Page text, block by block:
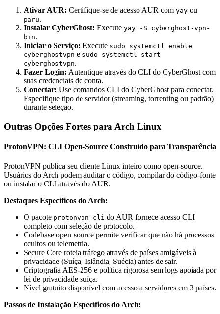
Ativar AUR: Certifique-se de acesso AUR com yay ou
paru.
Instalar CyberGhost: Execute yay -S cyberghost-vpn-
bin.
Iniciar o Serviço: Execute sudo systemctl enable
cyberghostvpn e sudo systemctl start
cyberghostvpn.
Fazer Login: Autentique através do CLI do CyberGhost com
suas credenciais de conta.
Conectar: Use comandos CLI do CyberGhost para conectar.
Especifique tipo de servidor (streaming, torrenting ou padrão)
durante seleção.
Outras Opções Fortes para Arch Linux
ProtonVPN: CLI Open-Source Construído para Transparência
ProtonVPN publica seu cliente Linux inteiro como open-source.
Usuários do Arch podem auditar o código, compilar do código-fonte
ou instalar o CLI através do AUR.
Destaques Específicos do Arch:
O pacote protonvpn-cli do AUR fornece acesso CLI
completo com seleção de protocolo.
Codebase open-source permite verificar que não há processos
ocultos ou telemetria.
Secure Core roteia tráfego através de países amigáveis à
privacidade (Suíça, Islândia, Suécia) antes de sair.
Criptografia AES-256 e política rigorosa sem logs apoiada por
lei de privacidade suíça.
Nível gratuito disponível com acesso a servidores em 3 países.
Passos de Instalação Específicos do Arch: